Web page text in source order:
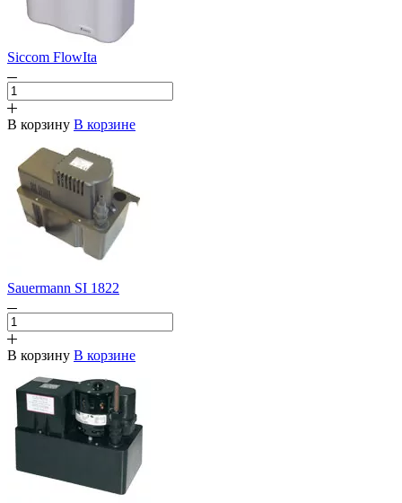
Siccom FlowIta
В корзину В корзине
Sauermann SI 1822
В корзину В корзине